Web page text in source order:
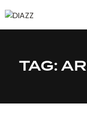
TAG: